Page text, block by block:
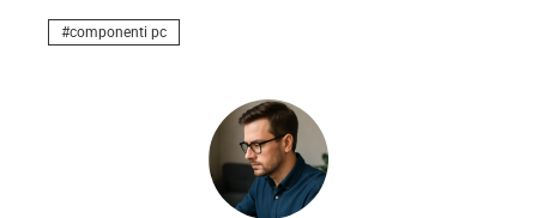
componenti pc